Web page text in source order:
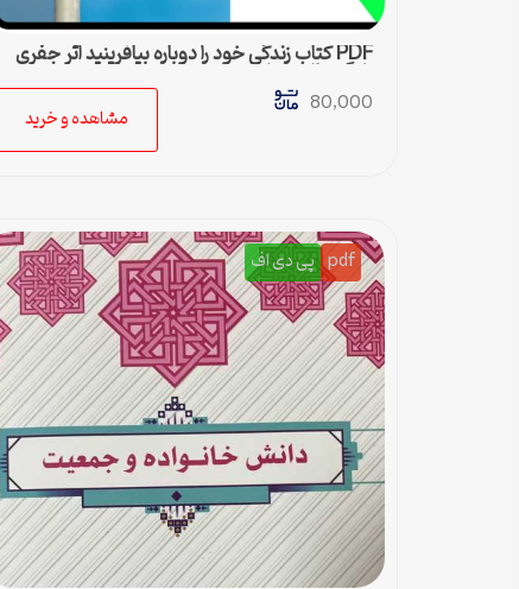
PDF کتاب زندگی خود را دوباره بیافرینید اثر جفری
یانگ و ژانت کلوسکو
80,000
مشاهده و خرید
pdf پی دی اف